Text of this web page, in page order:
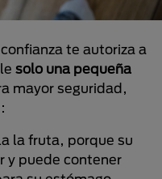
te autoriza a
solo una pequeña
mayor seguridad,
la fruta, porque su
y puede contener